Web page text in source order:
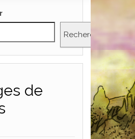
Rechercher
de